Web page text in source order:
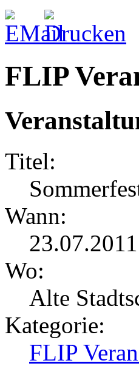
FLIP
Titel:
Wann:
Wo:
Alte
Kategorie:
FLIP